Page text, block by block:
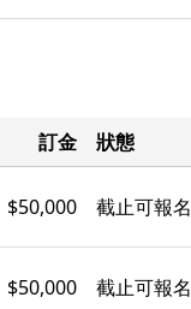
訂金 狀態
$50,000 截止可報名
$50,000 截止可報名